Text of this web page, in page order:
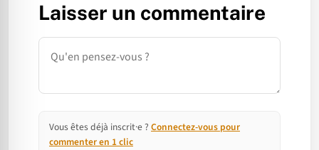
Laisser un commentaire
Commentaire
Vous êtes déjà inscrit·e ? Connectez-vous pour
commenter en 1 clic